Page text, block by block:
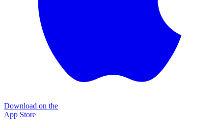
Download on the
App Store